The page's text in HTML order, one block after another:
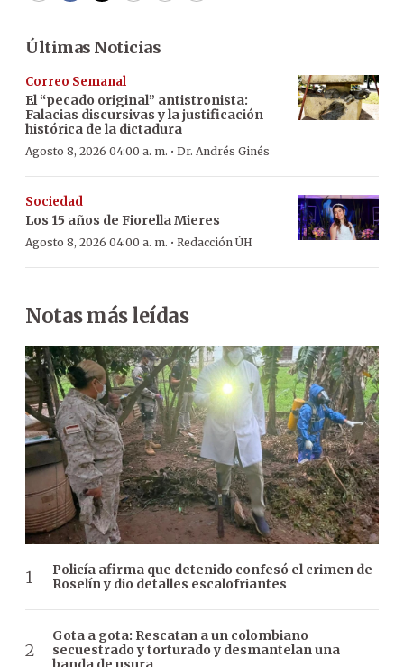
Últimas Noticias
Correo Semanal
El “pecado original” antistronista:
Falacias discursivas y la justificación
histórica de la dictadura
Agosto 8, 2026 04:00 a. m. · Dr. Andrés Ginés
Sociedad
Los 15 años de Fiorella Mieres
Agosto 8, 2026 04:00 a. m. · Redacción ÚH
Notas más leídas
Policía afirma que detenido confesó el crimen de
Roselín y dio detalles escalofriantes
Gota a gota: Rescatan a un colombiano
secuestrado y torturado y desmantelan una